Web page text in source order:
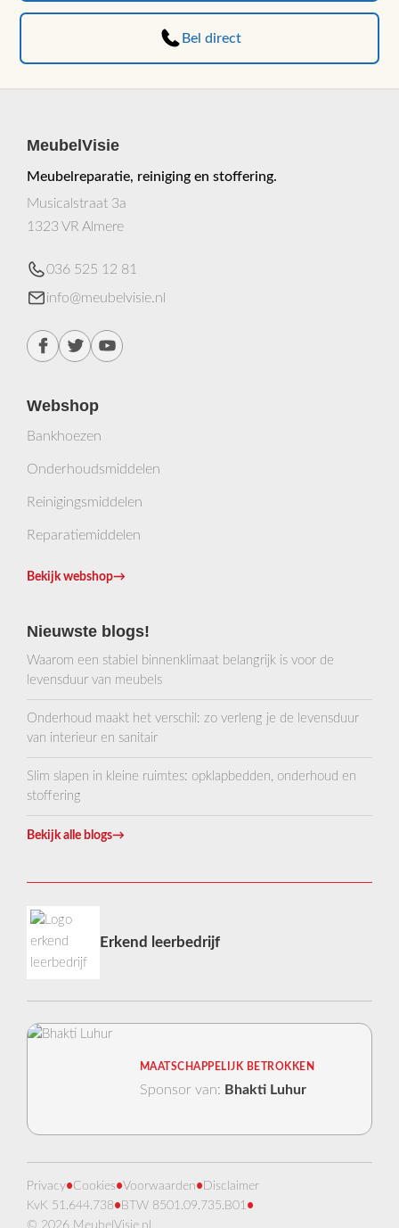
Bel direct
MeubelVisie
Meubelreparatie, reiniging en stoffering.
Musicalstraat 3a
1323 VR Almere
036 525 12 81
info@meubelvisie.nl
Webshop
Bankhoezen
Onderhoudsmiddelen
Reinigingsmiddelen
Reparatiemiddelen
Bekijk webshop→
Nieuwste blogs!
Waarom een stabiel binnenklimaat belangrijk is voor de
levensduur van meubels
Onderhoud maakt het verschil: zo verleng je de levensduur
van interieur en sanitair
Slim slapen in kleine ruimtes: opklapbedden, onderhoud en
stoffering
Bekijk alle blogs→
Erkend leerbedrijf
MAATSCHAPPELIJK BETROKKEN
Sponsor van: Bhakti Luhur
Privacy•Cookies•Voorwaarden• Disclaimer
KvK 51.644.738• BTW 8501.09.735.B01 •
© 2026 MeubelVisie.nl